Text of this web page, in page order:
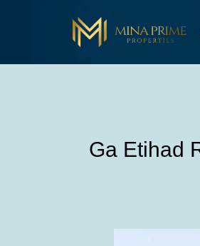
Ga Etihad